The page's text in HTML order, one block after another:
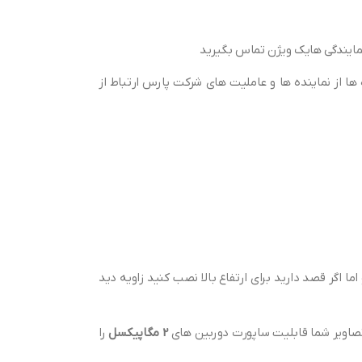
هایک ویژن تماس بگیرید
از نماینده ها و عاملیت های شرکت پارس ارتباط از
ما لنز 2.8 میلی متر به خاطر زاویه دید باز تر میباشد و اما اگر قصد دارید برای ارتفاع بالا نصب کنید زاویه دید
2 مگاپیکسل
را